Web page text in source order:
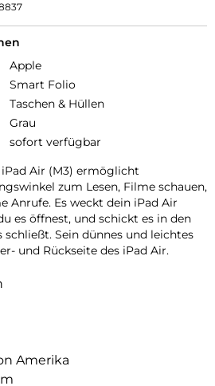
Apple
Smart Folio
Taschen & Hüllen
Grau
sofort verfügbar
Air (M3) ermöglicht
zum Lesen, Filme schauen,
Anrufe. Es weckt dein iPad Air
es öffnest, und schickt es in den
schließt. Sein dünnes und leichtes
und Rückseite des iPad Air.
Amerika